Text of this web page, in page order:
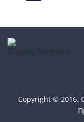
Copyright © 2016.